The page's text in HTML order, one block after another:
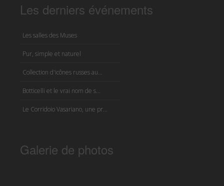
Les derniers événements
Les salles des Muses
Pur, simple et naturel
Collection d'icônes russes au...
Botticelli et le vrai nom de s...
Le Corridoio Vasariano, une pr...
Galerie de photos